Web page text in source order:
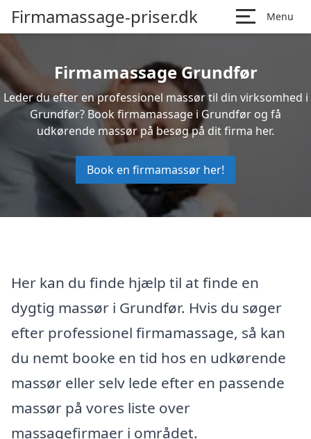
Firmamassage-priser.dk Menu
Firmamassage Grundfør
Leder du efter en professionel massør til din virksomhed i
Grundfør? Book firmamassage i Grundfør og få
udkørende massør på besøg på dit firma her.
Book en firmamassør her!
Her kan du finde hjælp til at finde en
dygtig massør i Grundfør. Hvis du søger
efter professionel firmamassage, så kan
du nemt booke en tid hos en udkørende
massør eller selv lede efter en passende
massør på vores liste over
massagefirmaer i området.